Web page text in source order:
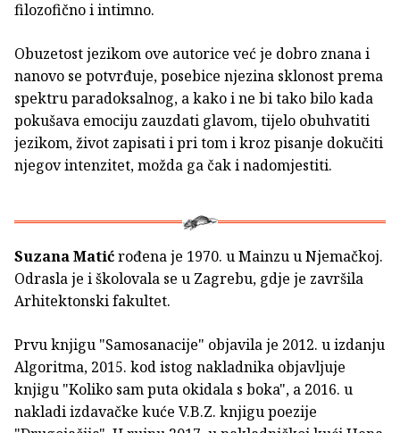
filozofično i intimno.
Obuzetost jezikom ove autorice već je dobro znana i
nanovo se potvrđuje, posebice njezina sklonost prema
spektru paradoksalnog, a kako i ne bi tako bilo kada
pokušava emociju zauzdati glavom, tijelo obuhvatiti
jezikom, život zapisati i pri tom i kroz pisanje dokučiti
njegov intenzitet, možda ga čak i nadomjestiti.
Suzana Matićrođena je 1970. u Mainzu u Njemačkoj.
Odrasla je i školovala se u Zagrebu, gdje je završila
Arhitektonski fakultet.
Prvu knjigu "Samosanacije" objavila je 2012. u izdanju
Algoritma, 2015. kod istog nakladnika objavljuje
knjigu "Koliko sam puta okidala s boka", a 2016. u
nakladi izdavačke kuće V.B.Z. knjigu poezije